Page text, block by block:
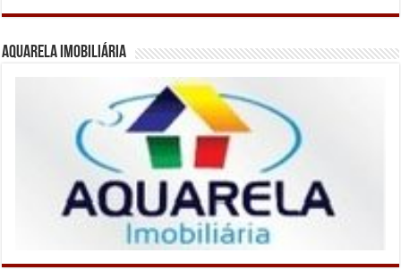
Aquarela Imobiliária